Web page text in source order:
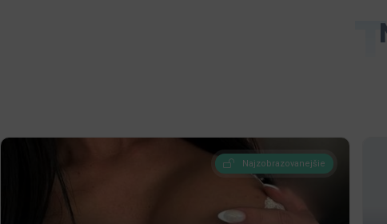
Najzobrazovanejšie